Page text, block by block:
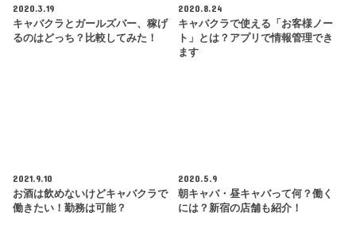
2020.3.19
キャバクラとガールズバー、稼げ
るのはどっち？比較してみた！
2020.8.24
キャバクラで使える「お客様ノー
ト」とは？アプリで情報管理でき
ます
2021.9.10
お酒は飲めないけどキャバクラで
働きたい！勤務は可能？
2020.5.9
朝キャバ・昼キャバって何？働く
には？新宿の店舗も紹介！